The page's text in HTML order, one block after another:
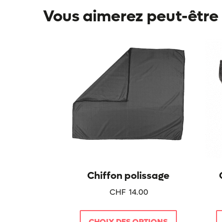
Vous aimerez peut-
Chiffon polissage
CHF 14.00
produit
a
plusieurs
variations.
Les
peuvent
être
la
page
produit